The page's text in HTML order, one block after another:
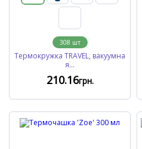
308 шт
Термокружка TRAVEL, вакуумна
я...
210.16грн.